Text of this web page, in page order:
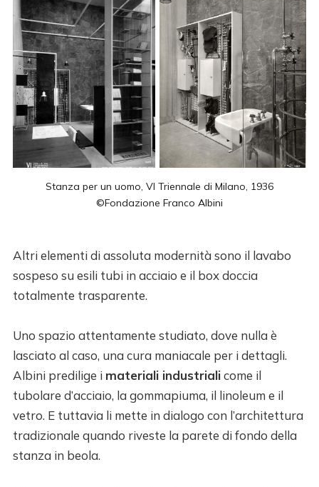
Stanza per un uomo, VI Triennale di Milano, 1936
©Fondazione Franco Albini
Altri elementi di assoluta modernità sono il lavabo
sospeso su esili tubi in acciaio e il box doccia
totalmente trasparente.
Uno spazio attentamente studiato, dove nulla è
lasciato al caso, una cura maniacale per i dettagli.
Albini predilige i materiali industrialicome il
tubolare d’acciaio, la gommapiuma, il linoleum e il
vetro. E tuttavia li mette in dialogo con l’architettura
tradizionale quando riveste la parete di fondo della
stanza in beola.